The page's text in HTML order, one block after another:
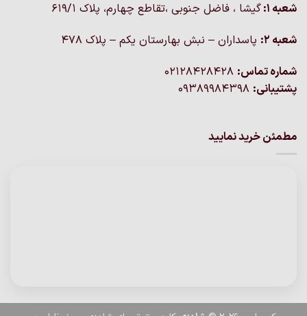
شعبه 1:
گيشا ، فاضل جنوبی ،تقاطع چهارم، پلاک 619/1
شعبه 2:
پاسداران – نبش بهارستان یکم – پلاک ۴۷۸
شماره تماس:
پشتیبانی:
مطمئن خرید نمایید